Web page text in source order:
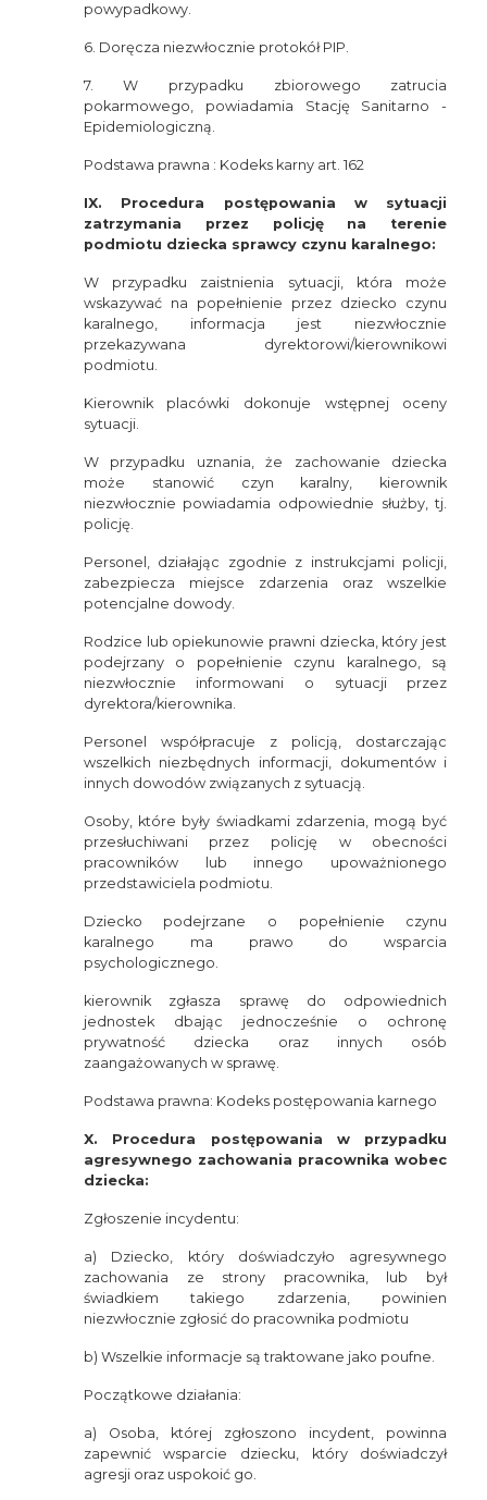
powypadkowy.
6. Doręcza niezwłocznie protokół PIP.
7. W przypadku zbiorowego zatrucia
pokarmowego, powiadamia Stację Sanitarno -
Epidemiologiczną.
Podstawa prawna : Kodeks karny art. 162
IX. Procedura postępowania w sytuacji
zatrzymania przez policję na terenie
podmiotu dziecka sprawcy czynu karalnego:
W przypadku zaistnienia sytuacji, która może
wskazywać na popełnienie przez dziecko czynu
karalnego, informacja jest niezwłocznie
przekazywana dyrektorowi/kierownikowi
podmiotu.
Kierownik placówki dokonuje wstępnej oceny
sytuacji.
W przypadku uznania, że zachowanie dziecka
może stanowić czyn karalny, kierownik
niezwłocznie powiadamia odpowiednie służby, tj.
policję.
Personel, działając zgodnie z instrukcjami policji,
zabezpiecza miejsce zdarzenia oraz wszelkie
potencjalne dowody.
Rodzice lub opiekunowie prawni dziecka, który jest
podejrzany o popełnienie czynu karalnego, są
niezwłocznie informowani o sytuacji przez
dyrektora/kierownika.
Personel współpracuje z policją, dostarczając
wszelkich niezbędnych informacji, dokumentów i
innych dowodów związanych z sytuacją.
Osoby, które były świadkami zdarzenia, mogą być
przesłuchiwani przez policję w obecności
pracowników lub innego upoważnionego
przedstawiciela podmiotu.
Dziecko podejrzane o popełnienie czynu
karalnego ma prawo do wsparcia
psychologicznego.
kierownik zgłasza sprawę do odpowiednich
jednostek dbając jednocześnie o ochronę
prywatność dziecka oraz innych osób
zaangażowanych w sprawę.
Podstawa prawna: Kodeks postępowania karnego
X. Procedura postępowania w przypadku
agresywnego zachowania pracownika wobec
dziecka:
Zgłoszenie incydentu:
a) Dziecko, który doświadczyło agresywnego
zachowania ze strony pracownika, lub był
świadkiem takiego zdarzenia, powinien
niezwłocznie zgłosić do pracownika podmiotu
b) Wszelkie informacje są traktowane jako poufne.
Początkowe działania:
a) Osoba, której zgłoszono incydent, powinna
zapewnić wsparcie dziecku, który doświadczył
agresji oraz uspokoić go.